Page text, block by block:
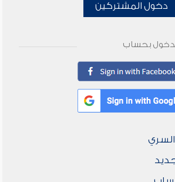
دخول المشتركين
بحساب
السري